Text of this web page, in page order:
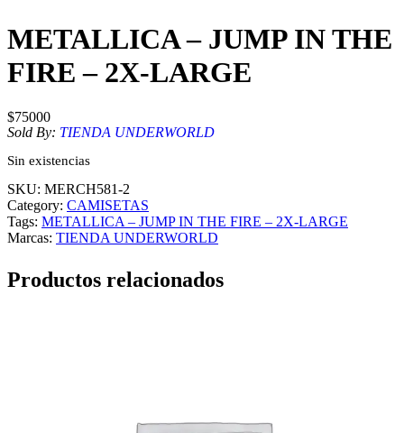
METALLICA – JUMP IN THE
FIRE – 2X-LARGE
$75000
Sold By: TIENDA UNDERWORLD
Sin existencias
SKU: MERCH581-2
Category: CAMISETAS
Tags: METALLICA – JUMP IN THE FIRE – 2X-LARGE
Marcas: TIENDA UNDERWORLD
Productos relacionados